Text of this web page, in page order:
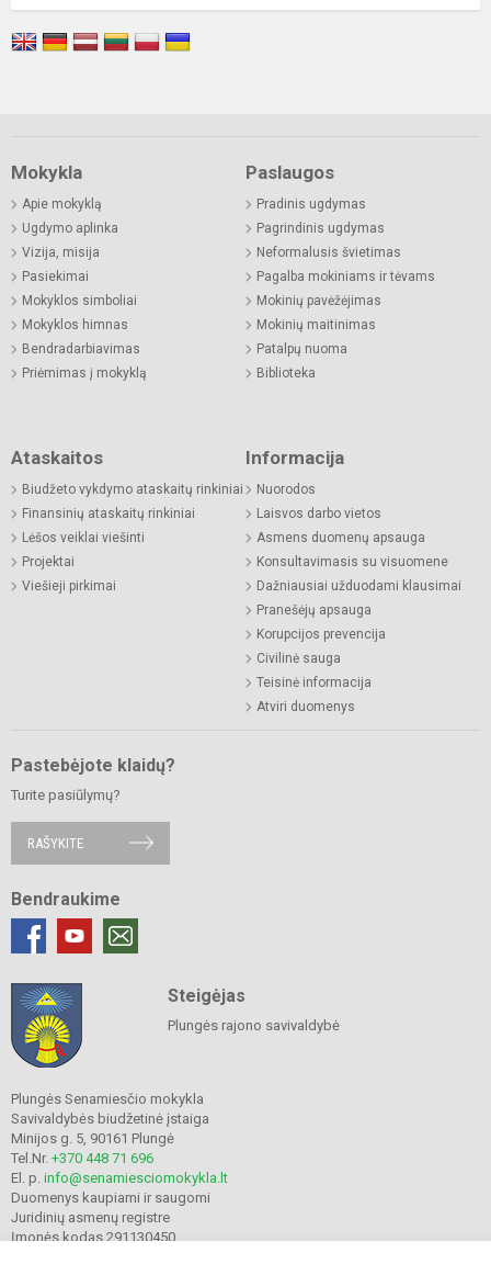
Mokykla
Apie mokyklą
Ugdymo aplinka
Vizija, misija
Pasiekimai
Mokyklos simboliai
Mokyklos himnas
Bendradarbiavimas
Priėmimas į mokyklą
Paslaugos
Pradinis ugdymas
Pagrindinis ugdymas
Neformalusis švietimas
Pagalba mokiniams ir tėvams
Mokinių pavėžėjimas
Mokinių maitinimas
Patalpų nuoma
Biblioteka
Ataskaitos
Biudžeto vykdymo ataskaitų rinkiniai
Finansinių ataskaitų rinkiniai
Lėšos veiklai viešinti
Projektai
Viešieji pirkimai
Informacija
Nuorodos
Laisvos darbo vietos
Asmens duomenų apsauga
Konsultavimasis su visuomene
Dažniausiai užduodami klausimai
Pranešėjų apsauga
Korupcijos prevencija
Civilinė sauga
Teisinė informacija
Atviri duomenys
Pastebėjote klaidų?
Turite pasiūlymų?
RAŠYKITE
Bendraukime
Steigėjas
Plungės rajono savivaldybė
Plungės Senamiesčio mokykla
Savivaldybės biudžetinė įstaiga
Minijos g. 5, 90161 Plungė
Tel.Nr. +370 448 71 696
El. p. info@senamiesciomokykla.lt
Duomenys kaupiami ir saugomi
Juridinių asmenų registre
Įmonės kodas 291130450